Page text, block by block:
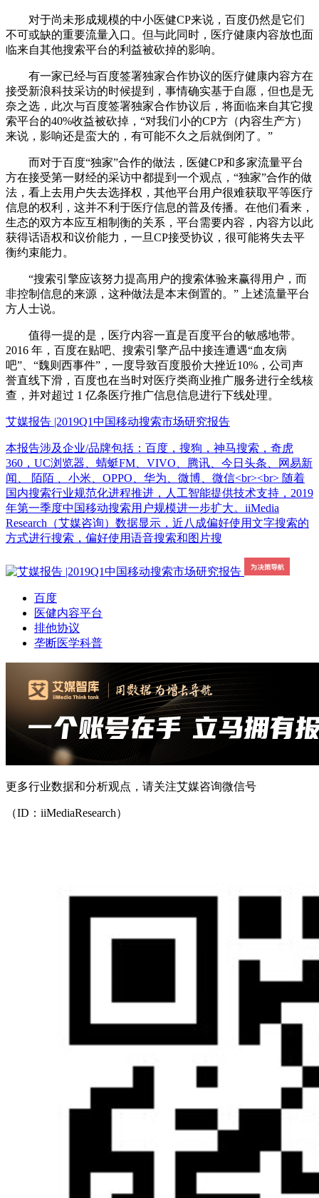
对于尚未形成规模的中小医健CP来说，百度仍然是它们
不可或缺的重要流量入口。但与此同时，医疗健康内容放也面
临来自其他搜索平台的利益被砍掉的影响。
有一家已经与百度签署独家合作协议的医疗健康内容方在
接受新浪科技采访的时候提到，事情确实基于自愿，但也是无
奈之选，此次与百度签署独家合作协议后，将面临来自其它搜
索平台的40%收益被砍掉，“对我们小的CP方（内容生产方）
来说，影响还是蛮大的，有可能不久之后就倒闭了。”
而对于百度“独家”合作的做法，医健CP和多家流量平台
方在接受第一财经的采访中都提到一个观点，“独家”合作的做
法，看上去用户失去选择权，其他平台用户很难获取平等医疗
信息的权利，这并不利于医疗信息的普及传播。在他们看来，
生态的双方本应互相制衡的关系，平台需要内容，内容方以此
获得话语权和议价能力，一旦CP接受协议，很可能将失去平
衡约束能力。
“搜索引擎应该努力提高用户的搜索体验来赢得用户，而
非控制信息的来源，这种做法是本末倒置的。” 上述流量平台
方人士说。
值得一提的是，医疗内容一直是百度平台的敏感地带。
2016 年，百度在贴吧、搜索引擎产品中接连遭遇“血友病
吧”、“魏则西事件”，一度导致百度股价大挫近10%，公司声
誉直线下滑，百度也在当时对医疗类商业推广服务进行全线核
查，并对超过 1 亿条医疗推广信息信息进行下线处理。
艾媒报告 |2019Q1中国移动搜索市场研究报告
本报告涉及企业/品牌包括：百度，搜狗，神马搜索，奇虎
360，UC浏览器、蜻蜓FM、VIVO、腾讯、今日头条、网易新
闻、 陌陌 、小米、OPPO、华为、微博、微信<br><br> 随着
国内搜索行业规范化进程推进，人工智能提供技术支持，2019
年第一季度中国移动搜索用户规模进一步扩大。iiMedia
Research（艾媒咨询）数据显示，近八成偏好使用文字搜索的
方式进行搜索，偏好使用语音搜索和图片搜
百度
医健内容平台
排他协议
垄断医学科普
更多行业数据和分析观点，请关注艾媒咨询微信号
（ID：iiMediaResearch）